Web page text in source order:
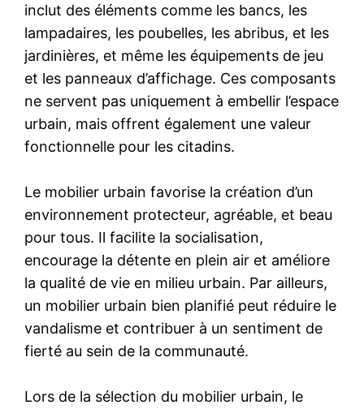
inclut des éléments comme les bancs, les
lampadaires, les poubelles, les abribus, et les
jardinières, et même les équipements de jeu
et les panneaux d’affichage. Ces composants
ne servent pas uniquement à embellir l’espace
urbain, mais offrent également une valeur
fonctionnelle pour les citadins.
Le mobilier urbain favorise la création d’un
environnement protecteur, agréable, et beau
pour tous. Il facilite la socialisation,
encourage la détente en plein air et améliore
la qualité de vie en milieu urbain. Par ailleurs,
un mobilier urbain bien planifié peut réduire le
vandalisme et contribuer à un sentiment de
fierté au sein de la communauté.
Lors de la sélection du mobilier urbain, le